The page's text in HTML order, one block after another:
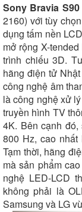
Sony Bravia S90
2160) với tùy
dụng tấm nền
mở rộng X-
trình chiếu 3D.
hãng điện tử
công nghệ âm
là công nghệ xử
truyền hình TV
4K. Bên cạnh
800 Hz, cao
Tạm thời, hãng
mà sản phẩm
nghệ LED-LCD
không phải là
Samsung và LG